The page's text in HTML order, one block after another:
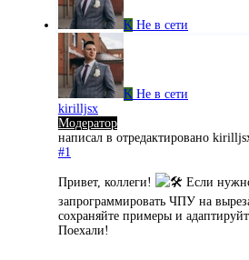
K Не в сети
K Не в сети
kirilljsx
Модератор
написал в отредактировано
#1
Привет, коллеги!
Если
запрограммировать ЧПУ на
сохраняйте примеры и
Поехали!